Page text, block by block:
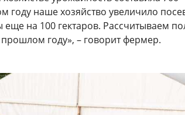
году наше хозяйство увеличило
на 100 гектаров. Рассчитываем
году», – говорит фермер.